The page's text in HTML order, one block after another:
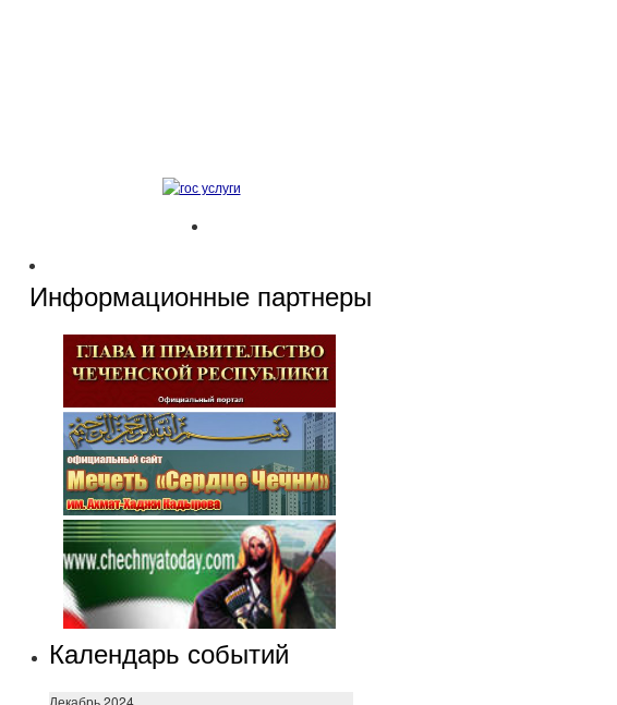
Информационные партнеры
Календарь событий
Декабрь 2024